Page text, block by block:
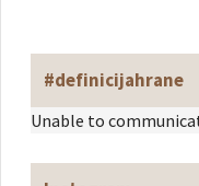
#definicijahrane
Unable to